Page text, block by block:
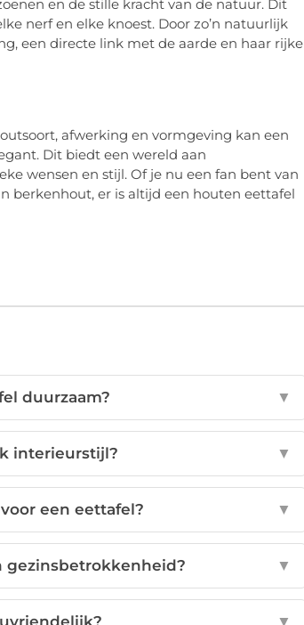
en de stille kracht van de natuur. Dit
nerf en elke knoest. Door zo’n natuurlijk
een directe link met de aarde en haar rijke
afwerking en vormgeving kan een
Dit biedt een wereld aan
wensen en stijl. Of je nu een fan bent van
berkenhout, er is altijd een houten eettafel
duurzaam? ▼
interieurstijl? ▼
een eettafel? ▼
gezinsbetrokkenheid? ▼